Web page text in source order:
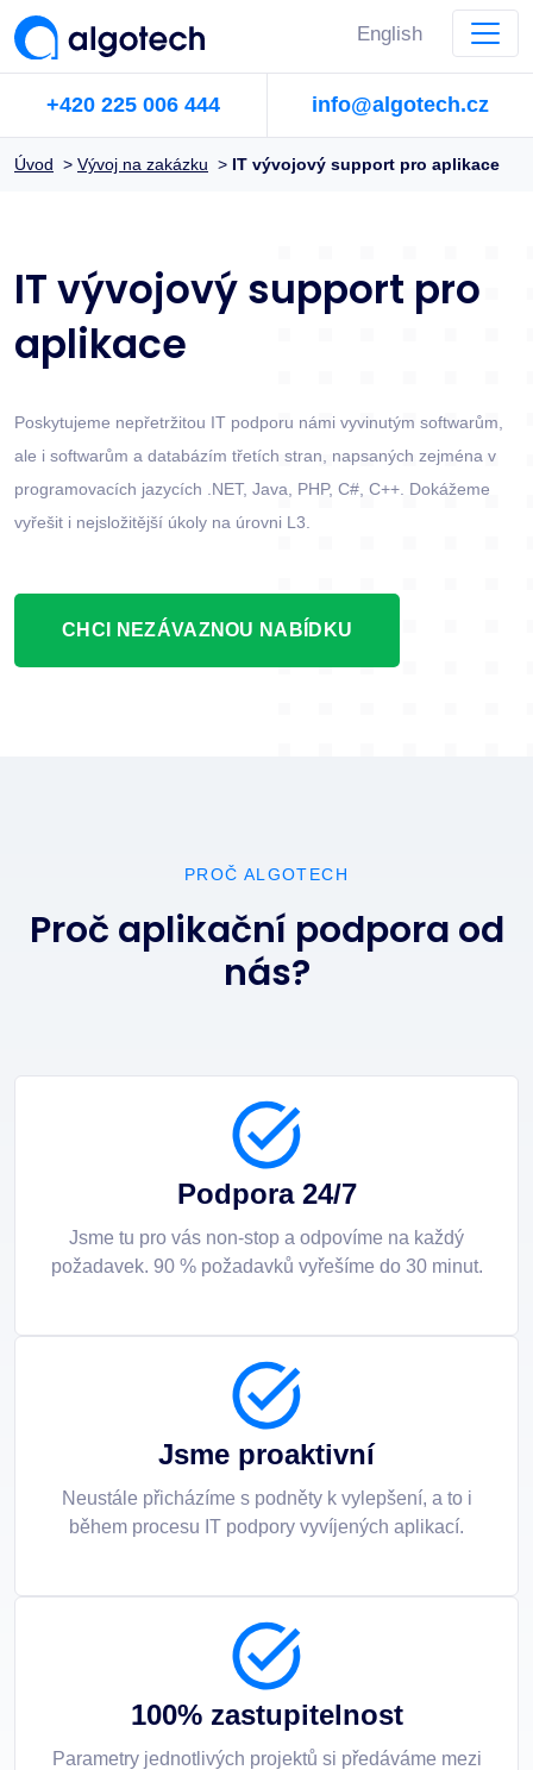
English
+420 225 006 444 info@algotech.cz
Úvod > Vývoj na zakázku > IT vývojový support pro aplikace
IT vývojový support pro
aplikace
Poskytujeme nepřetržitou IT podporu námi vyvinutým softwarům,
ale i softwarům a databázím třetích stran, napsaných zejména v
programovacích jazycích .NET, Java, PHP, C#, C++. Dokážeme
vyřešit i nejsložitější úkoly na úrovni L3.
CHCI NEZÁVAZNOU NABÍDKU
PROČ ALGOTECH
Proč aplikační podpora od
nás?
Podpora 24/7
Jsme tu pro vás non-stop a odpovíme na každý
požadavek. 90 % požadavků vyřešíme do 30 minut.
Jsme proaktivní
Neustále přicházíme s podněty k vylepšení, a to i
během procesu IT podpory vyvíjených aplikací.
100% zastupitelnost
Parametry jednotlivých projektů si předáváme mezi